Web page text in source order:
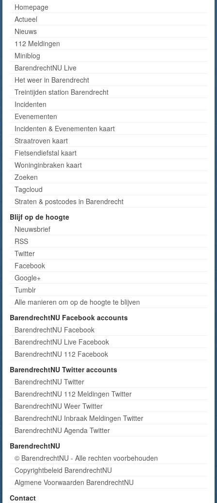
Homepage
Actueel
Nieuws
112 Meldingen
Miniblog
BarendrechtNU Live
Het weer in Barendrecht
Treintijden station Barendrecht
Incidenten
Evenementen
Incidenten & Evenementen kaart
Straatroven kaart
Fietsendiefstal kaart
Woninginbraken kaart
Zoeken
Tagcloud
Straten & postcodes in Barendrecht
Blijf op de hoogte
Nieuwsbrief
RSS
Twitter
Facebook
Google+
Tumblr
Alle manieren om op de hoogte te blijven
BarendrechtNU Facebook accounts
BarendrechtNU Facebook
BarendrechtNU Live Facebook
BarendrechtNU 112 Facebook
BarendrechtNU Twitter accounts
BarendrechtNU Twitter
BarendrechtNU 112 Meldingen Twitter
BarendrechtNU Weer Twitter
BarendrechtNU Inbraak Meldingen Twitter
BarendrechtNU Agenda Twitter
BarendrechtNU
© BarendrechtNU - Alle rechten voorbehouden
Copyrightbeleid BarendrechtNU
Algmene Voorwaarden BarendrechtNU
Contact